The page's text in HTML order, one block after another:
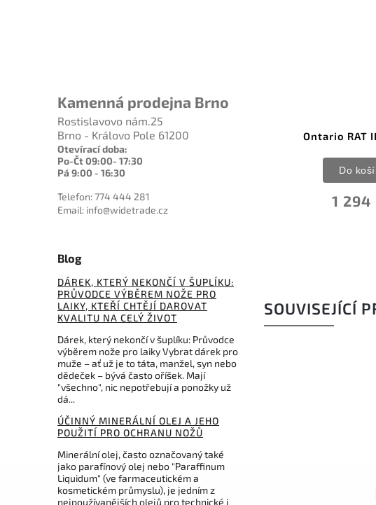
Kamenná prodejna Brno
Rostislavovo nám.25
Brno - Královo Pole 61200
Otevírací doba:
Po-Čt 09:00- 17:30
Pá 9:00 - 16:30
Telefon: 774 444 281
Email: info@widetrade.cz
Blog
DÁREK, KTERÝ NEKONČÍ V ŠUPLÍKU:
PRŮVODCE VÝBĚREM NOŽE PRO
LAIKY, KTEŘÍ CHTĚJÍ DAROVAT
KVALITU NA CELÝ ŽIVOT
Dárek, který nekončí v šuplíku: Průvodce
výběrem nože pro laiky Vybrat dárek pro
muže – ať už je to táta, manžel, syn nebo
dědeček – bývá často oříšek. Mají
"všechno", nic nepotřebují a ponožky už
dá...
ÚČINNÝ MINERÁLNÍ OLEJ A JEHO
POUŽITÍ PRO OCHRANU NOŽŮ
Minerální olej, často označovaný také
jako parafínový olej nebo "Paraffinum
Liquidum" (ve farmaceutickém a
kosmetickém průmyslu), je jedním z
nejpoužívanějších olejů pro technické i
Kód:ON8991
Ontario Rat I Black S35VN
Green G10 ON8991
2 856 Kč
Ontario RAT
1 294
Do
SOUVISEJÍCÍ
599 Kč
–30 %
Kód:4.0838.4